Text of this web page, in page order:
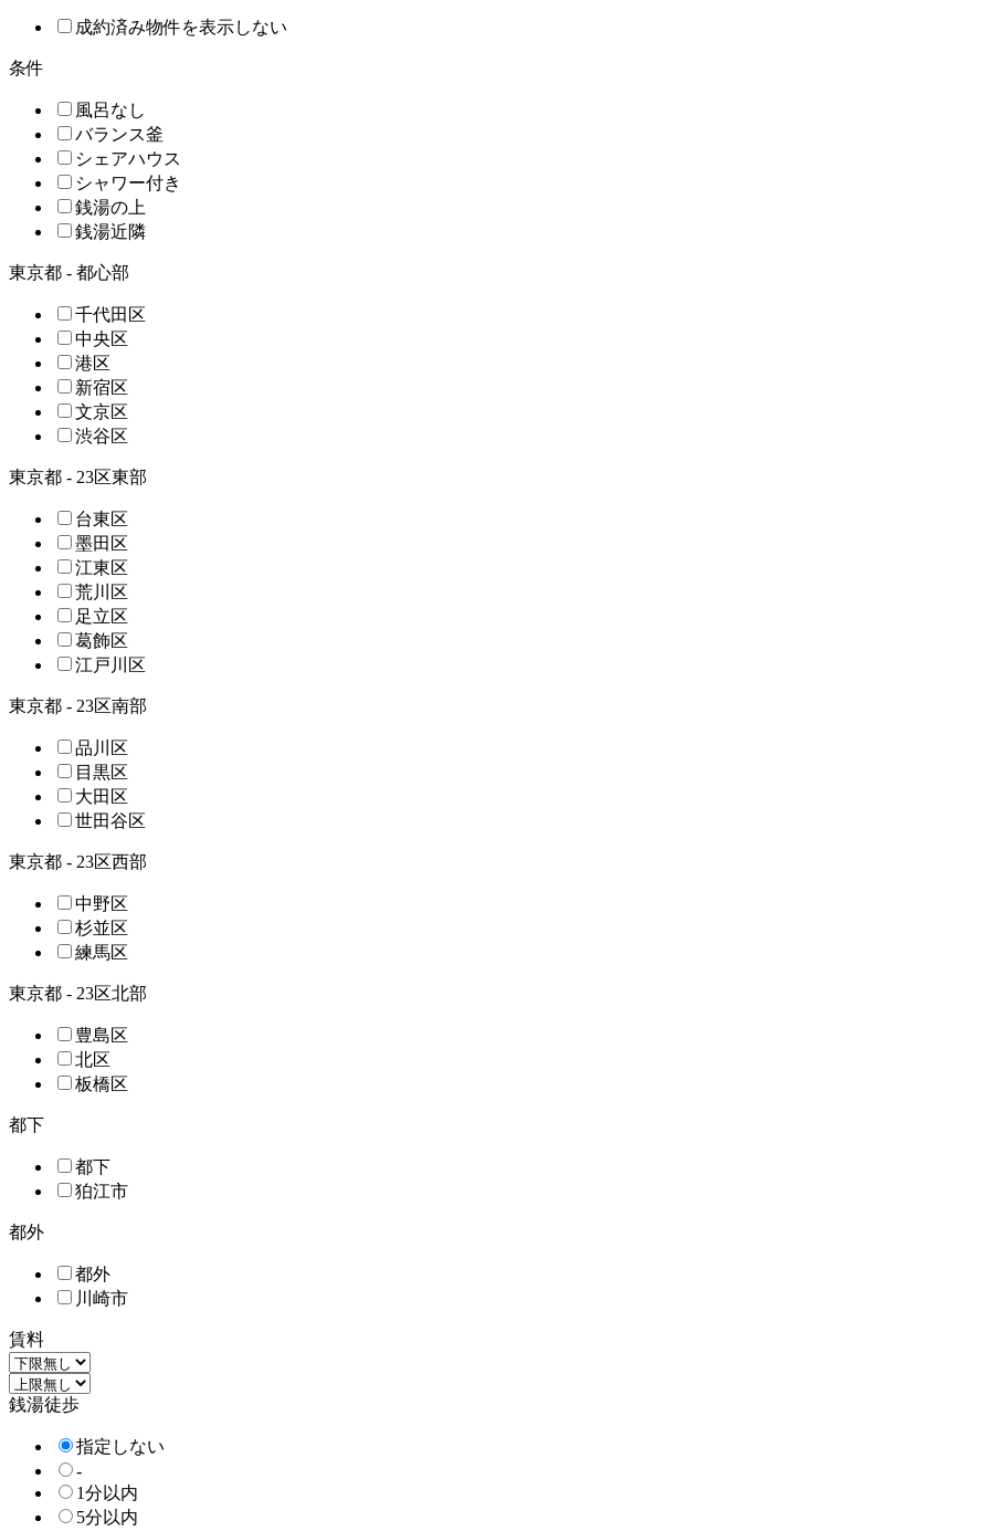
成約済み物件を表示しない
条件
風呂なし
バランス釜
シェアハウス
シャワー付き
銭湯の上
銭湯近隣
東京都 - 都心部
千代田区
中央区
港区
新宿区
文京区
渋谷区
東京都 - 23区東部
台東区
墨田区
江東区
荒川区
足立区
葛飾区
江戸川区
東京都 - 23区南部
品川区
目黒区
大田区
世田谷区
東京都 - 23区西部
中野区
杉並区
練馬区
東京都 - 23区北部
豊島区
北区
板橋区
都下
都下
狛江市
都外
都外
川崎市
賃料
銭湯徒歩
指定しない
-
1分以内
5分以内